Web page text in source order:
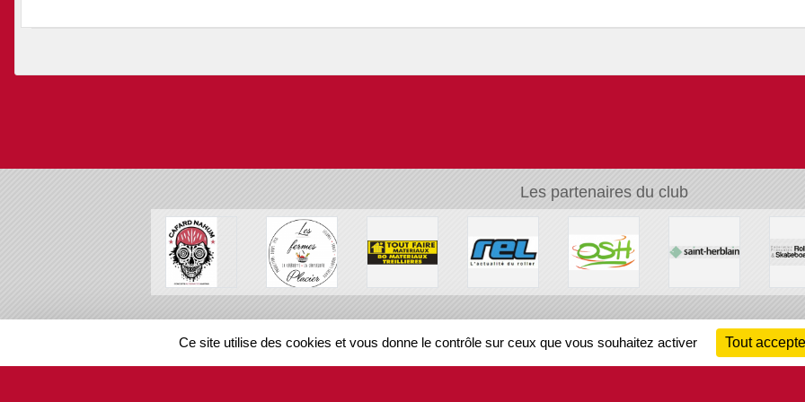
Les partenaires du club
REGIONS
Ce site utilise des cookies et vous donne le contrôle sur ceux que vous souhaitez activer Tout